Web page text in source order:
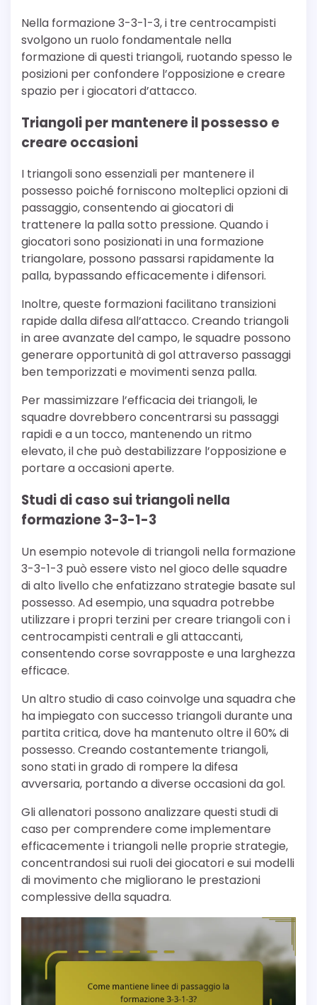
Nella formazione 3-3-1-3, i tre centrocampisti
svolgono un ruolo fondamentale nella
formazione di questi triangoli, ruotando spesso le
posizioni per confondere l’opposizione e creare
spazio per i giocatori d’attacco.
Triangoli per mantenere il possesso e
creare occasioni
I triangoli sono essenziali per mantenere il
possesso poiché forniscono molteplici opzioni di
passaggio, consentendo ai giocatori di
trattenere la palla sotto pressione. Quando i
giocatori sono posizionati in una formazione
triangolare, possono passarsi rapidamente la
palla, bypassando efficacemente i difensori.
Inoltre, queste formazioni facilitano transizioni
rapide dalla difesa all’attacco. Creando triangoli
in aree avanzate del campo, le squadre possono
generare opportunità di gol attraverso passaggi
ben temporizzati e movimenti senza palla.
Per massimizzare l’efficacia dei triangoli, le
squadre dovrebbero concentrarsi su passaggi
rapidi e a un tocco, mantenendo un ritmo
elevato, il che può destabilizzare l’opposizione e
portare a occasioni aperte.
Studi di caso sui triangoli nella
formazione 3-3-1-3
Un esempio notevole di triangoli nella formazione
3-3-1-3 può essere visto nel gioco delle squadre
di alto livello che enfatizzano strategie basate sul
possesso. Ad esempio, una squadra potrebbe
utilizzare i propri terzini per creare triangoli con i
centrocampisti centrali e gli attaccanti,
consentendo corse sovrapposte e una larghezza
efficace.
Un altro studio di caso coinvolge una squadra che
ha impiegato con successo triangoli durante una
partita critica, dove ha mantenuto oltre il 60% di
possesso. Creando costantemente triangoli,
sono stati in grado di rompere la difesa
avversaria, portando a diverse occasioni da gol.
Gli allenatori possono analizzare questi studi di
caso per comprendere come implementare
efficacemente i triangoli nelle proprie strategie,
concentrandosi sui ruoli dei giocatori e sui modelli
di movimento che migliorano le prestazioni
complessive della squadra.